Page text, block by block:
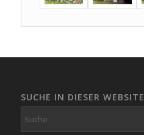
SUCHE IN DIESER WEBSITE